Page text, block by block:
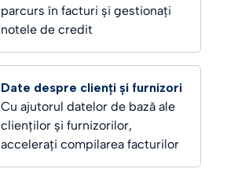
parcurs în facturi și gestionați
notele de credit
Date despre clienți și furnizori
Cu ajutorul datelor de bază ale
clienților și furnizorilor,
accelerați compilarea facturilor